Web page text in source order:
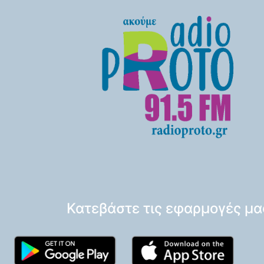
Κατεβάστε τις εφαρμογές